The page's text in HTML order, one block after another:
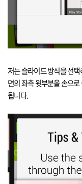
저는 슬라이드 방식을 선
면의 좌측 윗부분을 손으
됩니다.